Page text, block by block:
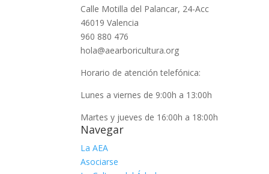
Calle Motilla del Palancar, 24-Acc
46019 Valencia
960 880 476
hola@aearboricultura.org
Horario de atención telefónica:
Lunes a viernes de 9:00h a 13:00h
Martes y jueves de 16:00h a 18:00h
Navegar
La AEA
Asociarse